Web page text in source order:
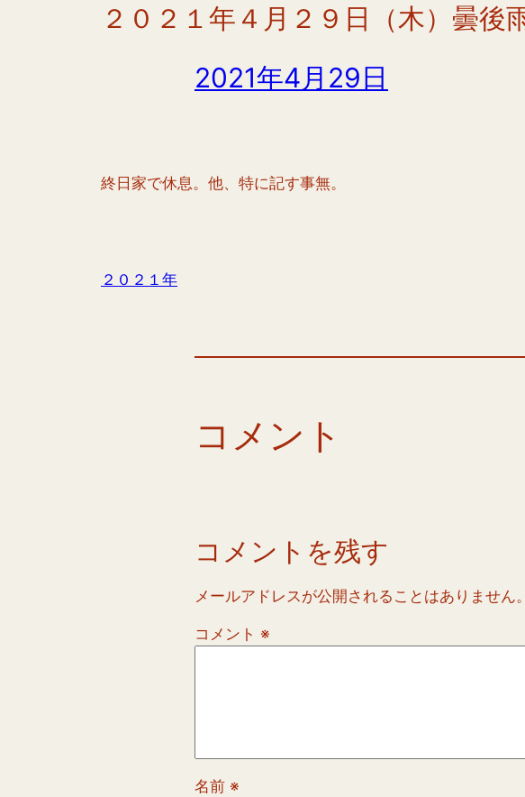
２０２１年４月２９日（木）曇後
2021年4月29日
終日家で休息。他、特に記す事無。
２０２１年
コメント
コメントを残す
メールアドレスが公開されることはありません。
コメント ※
名前 ※